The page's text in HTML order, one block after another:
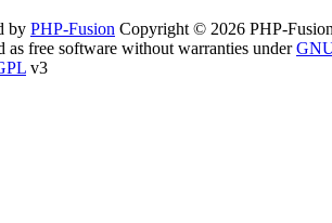
by PHP-Fusion Copyright © 2026 PHP-
as free software without warranties under
v3